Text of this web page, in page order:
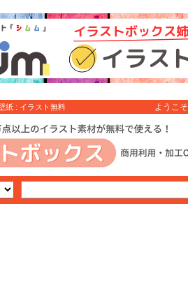
紙 : イラスト無料 ようこそ